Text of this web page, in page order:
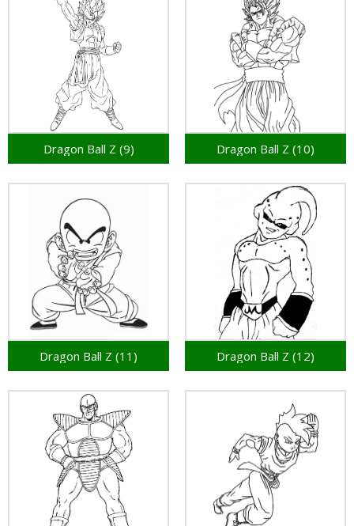
Dragon Ball Z (9) Dragon Ball Z (10)
Dragon Ball Z (11) Dragon Ball Z (12)